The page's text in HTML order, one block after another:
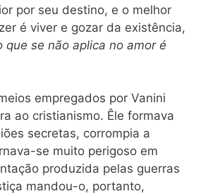
por seu destino, e o melhor
é viver e gozar da existência,
que se não aplica no amor é
empregados por Vanini
ao cristianismo. Êle formava
secretas, corrompia a
se muito perigoso em
produzida pelas guerras
mandou-o, portanto,